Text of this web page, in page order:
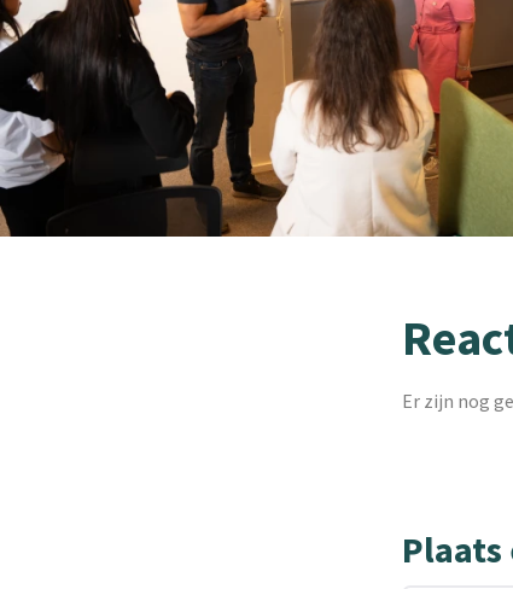
Er zijn nog